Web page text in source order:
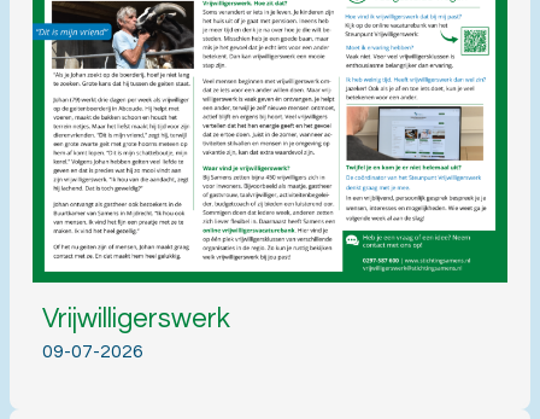
Vrijwilligerswerk
09-07-2026